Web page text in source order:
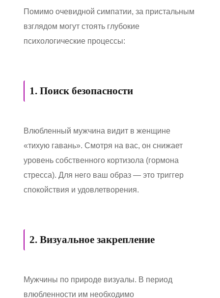
Помимо очевидной симпатии, за пристальным
взглядом могут стоять глубокие
психологические процессы:
1. Поиск безопасности
Влюбленный мужчина видит в женщине
«тихую гавань». Смотря на вас, он снижает
уровень собственного кортизола (гормона
стресса). Для него ваш образ — это триггер
спокойствия и удовлетворения.
2. Визуальное закрепление
Мужчины по природе визуалы. В период
влюбленности им необходимо